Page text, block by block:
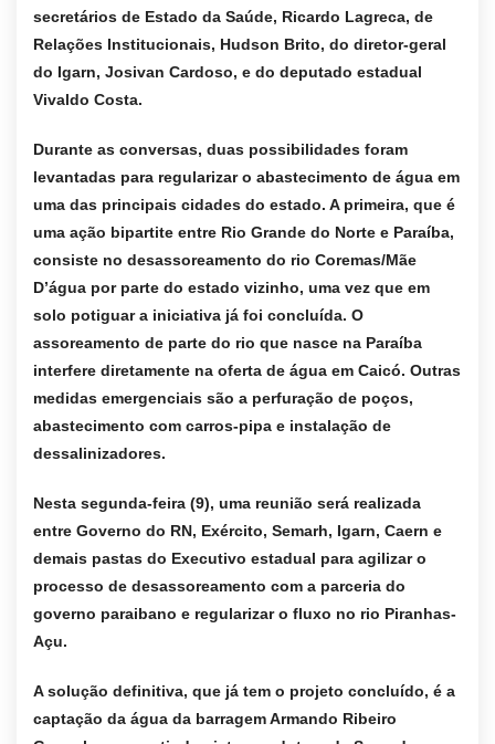
secretários de Estado da Saúde, Ricardo Lagreca, de
Relações Institucionais, Hudson Brito, do diretor-geral
do Igarn, Josivan Cardoso, e do deputado estadual
Vivaldo Costa.
Durante as conversas, duas possibilidades foram
levantadas para regularizar o abastecimento de água em
uma das principais cidades do estado. A primeira, que é
uma ação bipartite entre Rio Grande do Norte e Paraíba,
consiste no desassoreamento do rio Coremas/Mãe
D’água por parte do estado vizinho, uma vez que em
solo potiguar a iniciativa já foi concluída. O
assoreamento de parte do rio que nasce na Paraíba
interfere diretamente na oferta de água em Caicó. Outras
medidas emergenciais são a perfuração de poços,
abastecimento com carros-pipa e instalação de
dessalinizadores.
Nesta segunda-feira (9), uma reunião será realizada
entre Governo do RN, Exército, Semarh, Igarn, Caern e
demais pastas do Executivo estadual para agilizar o
processo de desassoreamento com a parceria do
governo paraibano e regularizar o fluxo no rio Piranhas-
Açu.
A solução definitiva, que já tem o projeto concluído, é a
captação da água da barragem Armando Ribeiro